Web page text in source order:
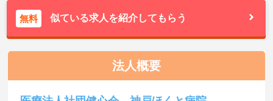
無料 似ている求人を紹介してもらう
法人概要